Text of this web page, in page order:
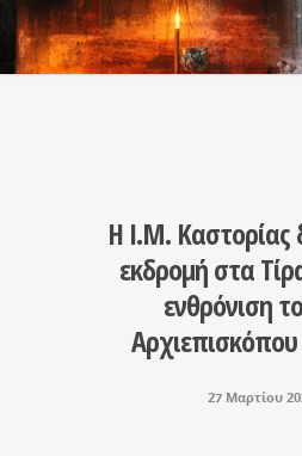
Η Ι.Μ. Καστορίας
εκδρομή στα
ενθρόνιση
27 Μαρτίου